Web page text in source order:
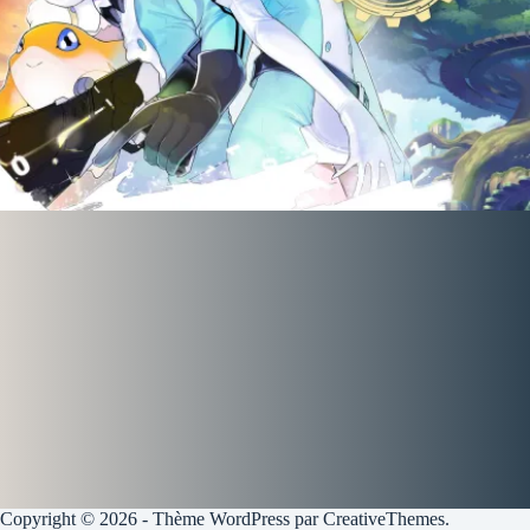
Copyright © 2026 - Thème WordPress parCreativeThemes.